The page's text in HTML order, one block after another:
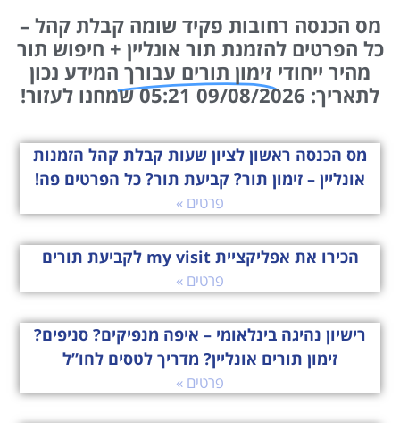
מס הכנסה רחובות פקיד שומה קבלת קהל –
כל הפרטים להזמנת תור אונליין + חיפוש תור
מהיר ייחודי זימון תורים עבורך המידע נכון
לתאריך: 09/08/2026 05:21 שמחנו לעזור!
מס הכנסה ראשון לציון שעות קבלת קהל הזמנות
אונליין – זימון תור? קביעת תור? כל הפרטים פה!
פרטים »
הכירו את אפליקציית my visit לקביעת תורים
פרטים »
רישיון נהיגה בינלאומי – איפה מנפיקים? סניפים?
זימון תורים אונליין? מדריך לטסים לחו”ל
פרטים »